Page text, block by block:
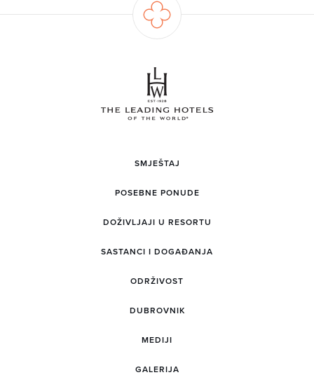
SMJEŠTAJ
POSEBNE PONUDE
DOŽIVLJAJI U RESORTU
SASTANCI I DOGAĐANJA
ODRŽIVOST
DUBROVNIK
MEDIJI
GALERIJA